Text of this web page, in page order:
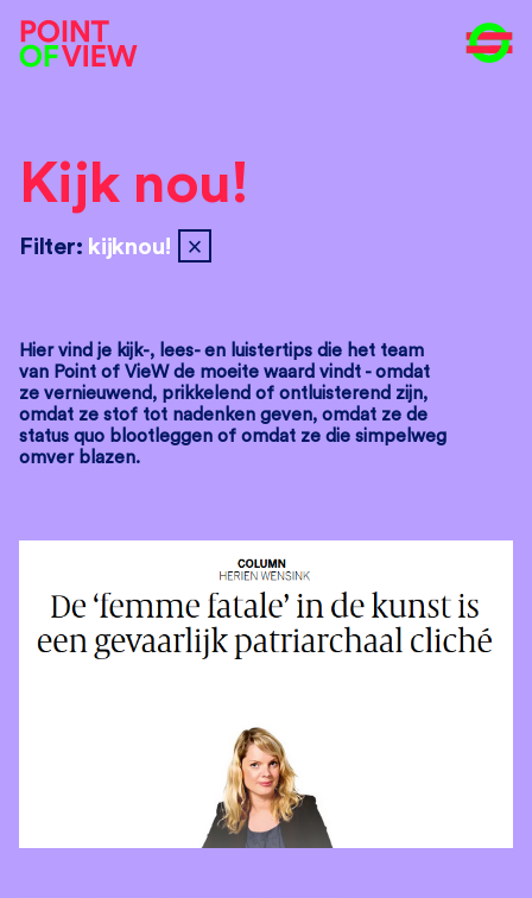
Kijk nou!
Filter: kijknou! close
Hier vind je kijk-, lees- en luistertips die het team
van Point of VieW de moeite waard vindt - omdat
ze vernieuwend, prikkelend of ontluisterend zijn,
omdat ze stof tot nadenken geven, omdat ze de
status quo blootleggen of omdat ze die simpelweg
omver blazen.